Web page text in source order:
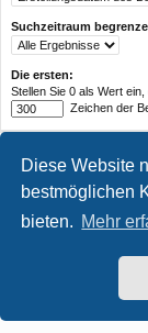
Diese Website
bestmöglichen
bieten. Mehr
Suchzeitraum
Die ersten:
Stellen Sie 0 als Wert
Zeichen der
Foren-Übersicht